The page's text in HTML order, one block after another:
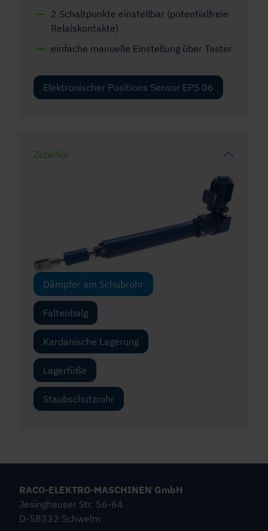
2 Schaltpunkte einstellbar (potentialfreie
Relaiskontakte)
einfache manuelle Einstellung über Taster
Elektronischer Positions Sensor EPS 06
Zubehör
Dämpfer am Schubrohr
Faltenbalg
Kardanische Lagerung
Lagerfüße
Staubschutzrohr
RACO-ELEKTRO-MASCHINEN GmbH
Jesinghauser Str. 56-64
D-58332 Schwelm